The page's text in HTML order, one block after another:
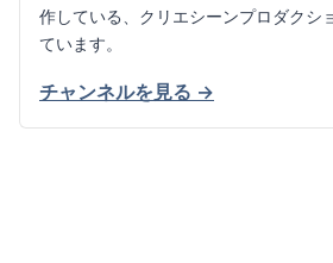
作している、クリエシーンプロダクシ
ています。
チャンネルを見る →